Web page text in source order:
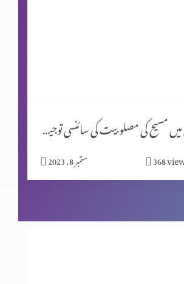
کی مخالفت میں نظریات (حصہ 2)
بائبل مقدس میں مسیح کی مصلوبیت کی سائنسی توجیہات (حصہ 1)
ستمبر 8, 2023 368